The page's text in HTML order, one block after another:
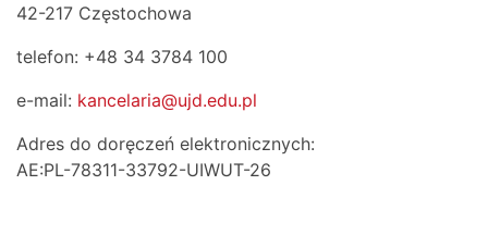
42-217 Częstochowa
telefon: +48 34 3784 100
e-mail: kancelaria@ujd.edu.pl
Adres do doręczeń elektronicznych:
AE:PL-78311-33792-UIWUT-26